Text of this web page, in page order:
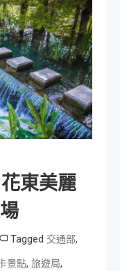
東美麗
Tagged 交通部,
景點, 旅遊局,